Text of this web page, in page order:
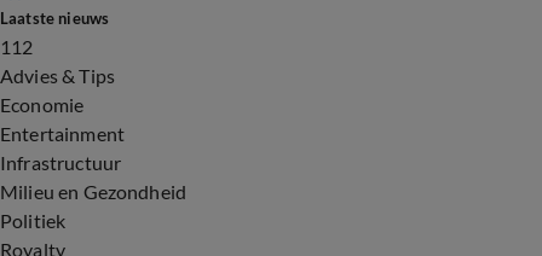
Laatste nieuws
112
Advies & Tips
Economie
Entertainment
Infrastructuur
Milieu en Gezondheid
Politiek
Royalty